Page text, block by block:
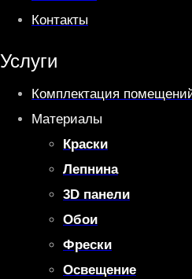
Контакты
Услуги
Комплектация
Материалы
Краски
Лепнина
3D панели
Обои
Фрески
Освещение